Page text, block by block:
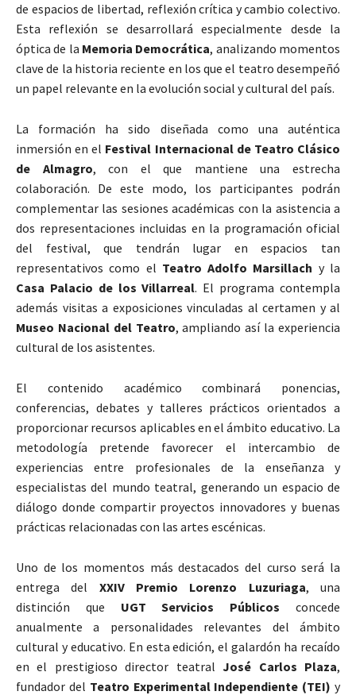
de espacios de libertad, reflexión crítica y cambio colectivo.
Esta reflexión se desarrollará especialmente desde la
óptica de la Memoria Democrática, analizando momentos
clave de la historia reciente en los que el teatro desempeñó
un papel relevante en la evolución social y cultural del país.
La formación ha sido diseñada como una auténtica
inmersión en el Festival Internacional de Teatro Clásico
de Almagro, con el que mantiene una estrecha
colaboración. De este modo, los participantes podrán
complementar las sesiones académicas con la asistencia a
dos representaciones incluidas en la programación oficial
del festival, que tendrán lugar en espacios tan
representativos como el Teatro Adolfo Marsillach y la
Casa Palacio de los Villarreal. El programa contempla
además visitas a exposiciones vinculadas al certamen y al
Museo Nacional del Teatro, ampliando así la experiencia
cultural de los asistentes.
El contenido académico combinará ponencias,
conferencias, debates y talleres prácticos orientados a
proporcionar recursos aplicables en el ámbito educativo. La
metodología pretende favorecer el intercambio de
experiencias entre profesionales de la enseñanza y
especialistas del mundo teatral, generando un espacio de
diálogo donde compartir proyectos innovadores y buenas
prácticas relacionadas con las artes escénicas.
Uno de los momentos más destacados del curso será la
entrega del XXIV Premio Lorenzo Luzuriaga, una
distinción que UGT Servicios Públicos concede
anualmente a personalidades relevantes del ámbito
cultural y educativo. En esta edición, el galardón ha recaído
en el prestigioso director teatralJosé Carlos Plaza,
fundador del Teatro Experimental Independiente (TEI) y